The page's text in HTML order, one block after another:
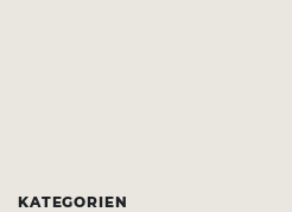
KATEGORIEN